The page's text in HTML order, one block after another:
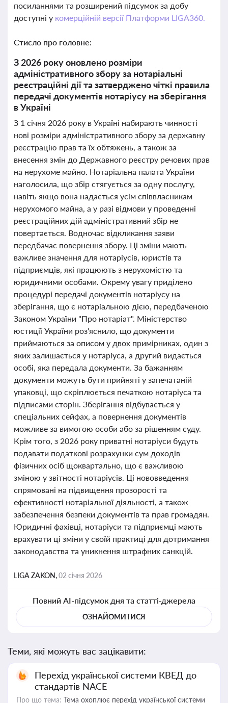
посиланнями та розширений підсумок за добу
доступні у комерційній версії Платформи LIGA360.
Стисло про головне:
З 2026 року оновлено розміри
адміністративного збору за нотаріальні
реєстраційні дії та затверджено чіткі правила
передачі документів нотаріусу на зберігання
в Україні
З 1 січня 2026 року в Україні набирають чинності
нові розміри адміністративного збору за державну
реєстрацію прав та їх обтяжень, а також за
внесення змін до Державного реєстру речових прав
на нерухоме майно. Нотаріальна палата України
наголосила, що збір стягується за одну послугу,
навіть якщо вона надається усім співвласникам
нерухомого майна, а у разі відмови у проведенні
реєстраційних дій адміністративний збір не
повертається. Водночас відкликання заяви
передбачає повернення збору. Ці зміни мають
важливе значення для нотаріусів, юристів та
підприємців, які працюють з нерухомістю та
юридичними особами. Окрему увагу приділено
процедурі передачі документів нотаріусу на
зберігання, що є нотаріальною дією, передбаченою
Законом України "Про нотаріат". Міністерство
юстиції України роз'яснило, що документи
приймаються за описом у двох примірниках, один з
яких залишається у нотаріуса, а другий видається
особі, яка передала документи. За бажанням
документи можуть бути прийняті у запечатаній
упаковці, що скріплюється печаткою нотаріуса та
підписами сторін. Зберігання відбувається у
спеціальних сейфах, а повернення документів
можливе за вимогою особи або за рішенням суду.
Крім того, з 2026 року приватні нотаріуси будуть
подавати податкові розрахунки сум доходів
фізичних осіб щоквартально, що є важливою
зміною у звітності нотаріусів. Ці нововведення
спрямовані на підвищення прозорості та
ефективності нотаріальної діяльності, а також
забезпечення безпеки документів та прав громадян.
Юридичні фахівці, нотаріуси та підприємці мають
врахувати ці зміни у своїй практиці для дотримання
законодавства та уникнення штрафних санкцій.
LIGA ZAKON,02 січня 2026
Повний AI-підсумок дня та статті-джерела
ОЗНАЙОМИТИСЯ
Теми, які можуть вас зацікавити:
Перехід української системи КВЕД до
стандартів NACE
Про що тема: Тема охоплює перехід української системи